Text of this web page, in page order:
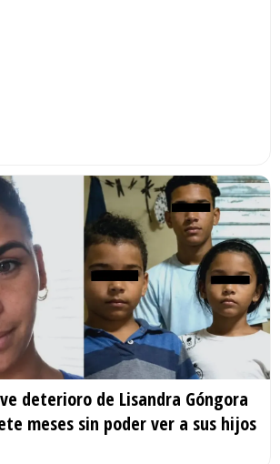
deterioro de Lisandra Góngora
meses sin poder ver a sus hijos